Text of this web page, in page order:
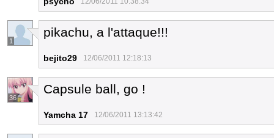
1
pikachu, a l'attaque!!!
bejito29 12/06/2011 12:18:13
36
Capsule ball, go !
Yamcha 17 12/06/2011 13:13:42